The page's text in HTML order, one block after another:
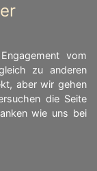
vom
zu anderen
aber wir gehen
die Seite
wie uns bei